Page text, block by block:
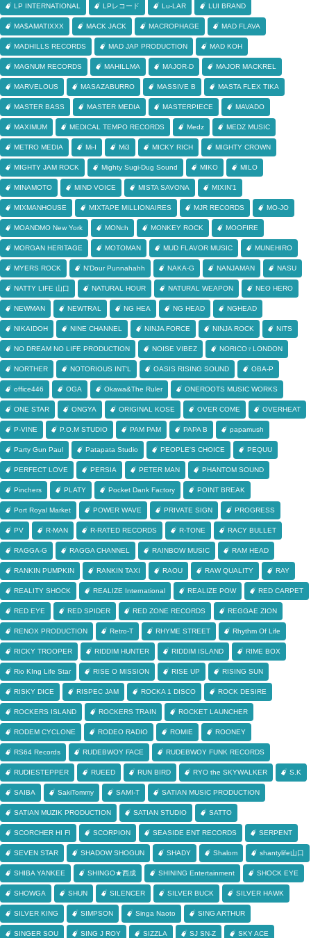
LP INTERNATIONAL LPレコード Lu-LAR LUI BRAND
MA$AMATIXXX MACK JACK MACROPHAGE MAD FLAVA
MADHILLS RECORDS MAD JAP PRODUCTION MAD KOH
MAGNUM RECORDS MAHILLMA MAJOR-D MAJOR MACKREL
MARVELOUS MASAZABURRO MASSIVE B MASTA FLEX TIKA
MASTER BASS MASTER MEDIA MASTERPIECE MAVADO
MAXIMUM MEDICAL TEMPO RECORDS Medz MEDZ MUSIC
METRO MEDIA Mi-I Mi3 MICKY RICH MIGHTY CROWN
MIGHTY JAM ROCK Mighty Sugi-Dug Sound MIKO MILO
MINAMOTO MIND VOICE MISTA SAVONA MIXIN'1
MIXMANHOUSE MIXTAPE MILLIONAIRES MJR RECORDS MO-JO
MOANDMO New York MONch MONKEY ROCK MOOFIRE
MORGAN HERITAGE MOTOMAN MUD FLAVOR MUSIC MUNEHIRO
MYERS ROCK N'Dour Punnahahh NAKA-G NANJAMAN NASU
NATTY LIFE 山口 NATURAL HOUR NATURAL WEAPON NEO HERO
NEWMAN NEWTRAL NG HEA NG HEAD NGHEAD
NIKAIDOH NINE CHANNEL NINJA FORCE NINJA ROCK NITS
NO DREAM NO LIFE PRODUCTION NOISE VIBEZ NORICO♀LONDON
NORTHER NOTORIOUS INT'L OASIS RISING SOUND OBA-P
office446 OGA Okawa&The Ruler ONEROOTS MUSIC WORKS
ONE STAR ONGYA ORIGINAL KOSE OVER COME OVERHEAT
P-VINE P.O.M STUDIO PAM PAM PAPA B papamush
Party Gun Paul Patapata Studio PEOPLE'S CHOICE PEQUU
PERFECT LOVE PERSIA PETER MAN PHANTOM SOUND
Pinchers PLATY Pocket Dank Factory POINT BREAK
Port Royal Market POWER WAVE PRIVATE SIGN PROGRESS
PV R-MAN R-RATED RECORDS R-TONE RACY BULLET
RAGGA-G RAGGA CHANNEL RAINBOW MUSIC RAM HEAD
RANKIN PUMPKIN RANKIN TAXI RAOU RAW QUALITY RAY
REALITY SHOCK REALIZE International REALIZE POW RED CARPET
RED EYE RED SPIDER RED ZONE RECORDS REGGAE ZION
RENOX PRODUCTION Retro-T RHYME STREET Rhythm Of Life
RICKY TROOPER RIDDIM HUNTER RIDDIM ISLAND RIME BOX
Rio KIng Life Star RISE O MISSION RISE UP RISING SUN
RISKY DICE RISPEC JAM ROCKA 1 DISCO ROCK DESIRE
ROCKERS ISLAND ROCKERS TRAIN ROCKET LAUNCHER
RODEM CYCLONE RODEO RADIO ROMIE ROONEY
RS64 Records RUDEBWOY FACE RUDEBWOY FUNK RECORDS
RUDIESTEPPER RUEED RUN BIRD RYO the SKYWALKER S.K
SAIBA SakiTommy SAMI-T SATIAN MUSIC PRODUCTION
SATIAN MUZIK PRODUCTION SATIAN STUDIO SATTO
SCORCHER HI FI SCORPION SEASIDE ENT RECORDS SERPENT
SEVEN STAR SHADOW SHOGUN SHADY Shalom shantylife山口
SHIBA YANKEE SHINGO★西成 SHINING Entertainment SHOCK EYE
SHOWGA SHUN SILENCER SILVER BUCK SILVER HAWK
SILVER KING SIMPSON Singa Naoto SING ARTHUR
SINGER SOU SING J ROY SIZZLA SJ SN-Z SKY ACE